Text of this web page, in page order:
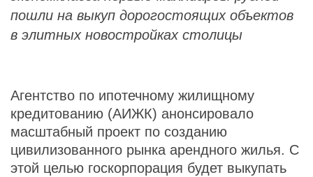
пошли на выкуп дорогостоящих объектов
в элитных новостройках столицы
Агентство по ипотечному жилищному
кредитованию (АИЖК) анонсировало
масштабный проект по созданию
цивилизованного рынка арендного жилья. С
этой целью госкорпорация будет выкупать